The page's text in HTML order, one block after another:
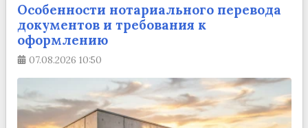
Особенности нотариального перевода
документов и требования к
оформлению
07.08.2026 10:50